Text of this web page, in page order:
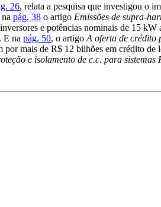
26, relata a pesquisa que investigou o
pág. 38 o artigo Emissões de supra-
e potências nominais de 15 kW
E na pág. 50, o artigo A oferta de crédito
por mais de R$ 12 bilhões em crédito de
e isolamento de c.c. para sistemas